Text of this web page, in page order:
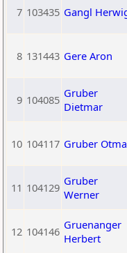
7 103435 Gangl
8 131443 Gere Aron
9 104085 Gruber
Dietmar
10 104117 Gruber
11 104129 Gruber
Werner
12 104146 Gruenanger
Herbert